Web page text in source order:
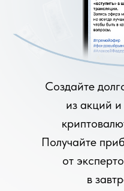
Создайте
из акций
Получайте
от
в